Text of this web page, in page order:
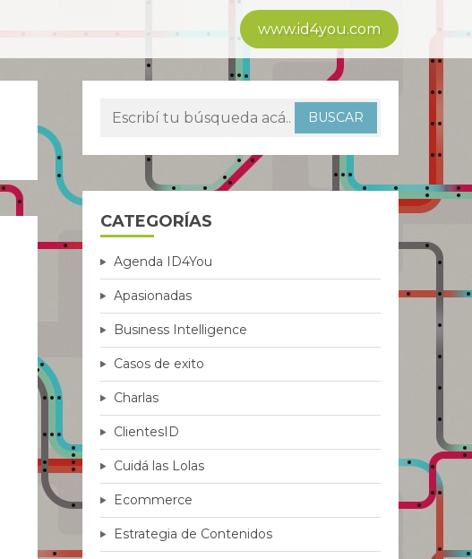
www.id4you.com
CATEGORÍAS
Agenda ID4You
Apasionadas
Business Intelligence
Casos de exito
Charlas
ClientesID
Cuidá las Lolas
Ecommerce
Estrategia de Contenidos